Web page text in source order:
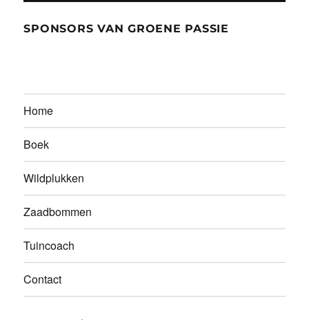
SPONSORS VAN GROENE PASSIE
Home
Boek
Wildplukken
Zaadbommen
Tuincoach
Contact